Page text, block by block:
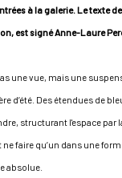
à la galerie. Le texte
est signé Anne-Laure
une vue, mais une
d’été. Des étendues de
structurant l'espace par
faire qu’un dans une
absolue.